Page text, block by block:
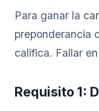
Para ganar la
preponderancia
califica. Fallar
Requisito 1: